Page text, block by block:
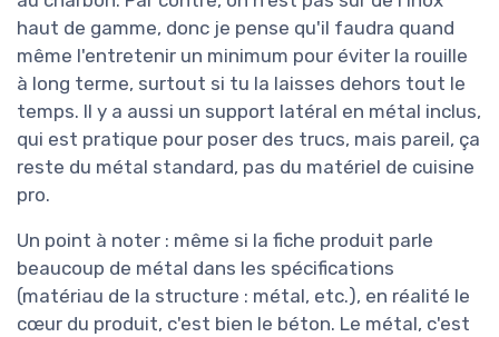
haut de gamme, donc je pense qu'il faudra quand
même l'entretenir un minimum pour éviter la rouille
à long terme, surtout si tu la laisses dehors tout le
temps. Il y a aussi un support latéral en métal inclus,
qui est pratique pour poser des trucs, mais pareil, ça
reste du métal standard, pas du matériel de cuisine
pro.
Un point à noter : même si la fiche produit parle
beaucoup de métal dans les spécifications
(matériau de la structure : métal, etc.), en réalité le
cœur du produit, c'est bien le béton. Le métal, c'est